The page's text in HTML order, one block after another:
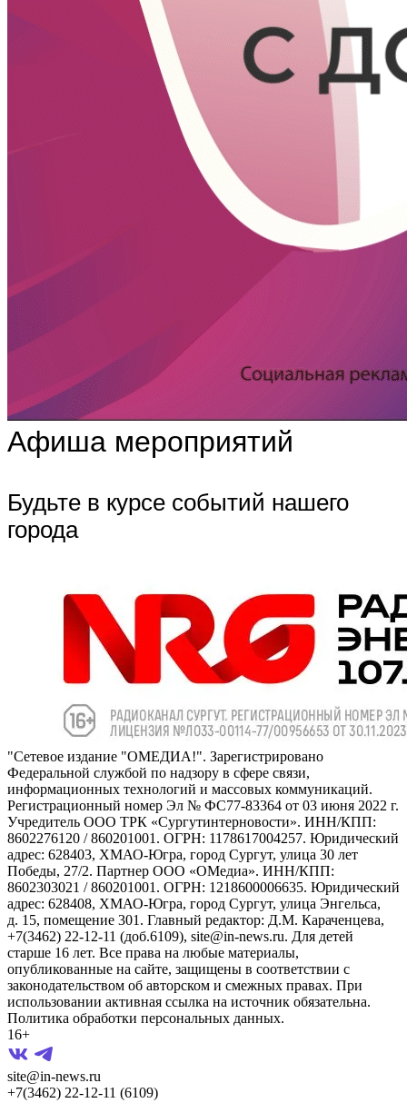
Афиша мероприятий
Будьте в курсе событий нашего
города
"Сетевое издание "ОМЕДИА!". Зарегистрировано
Федеральной службой по надзору в сфере связи,
информационных технологий и массовых коммуникаций.
Регистрационный номер Эл № ФС77-83364 от 03 июня 2022 г.
Учредитель ООО ТРК «Сургутинтерновости». ИНН/КПП:
8602276120 / 860201001. ОГРН: 1178617004257. Юридический
адрес: 628403, ХМАО-Югра, город Сургут, улица 30 лет
Победы, 27/2. Партнер ООО «ОМедиа». ИНН/КПП:
8602303021 / 860201001. ОГРН: 1218600006635. Юридический
адрес: 628408, ХМАО-Югра, город Сургут, улица Энгельса,
д. 15, помещение 301. Главный редактор: Д.М. Караченцева,
+7(3462) 22-12-11 (доб.6109), site@in-news.ru. Для детей
старше 16 лет. Все права на любые материалы,
опубликованные на сайте, защищены в соответствии с
законодательством об авторском и смежных правах. При
использовании активная ссылка на источник обязательна.
Политика обработки персональных данных.
16+
site@in-news.ru
+7(3462) 22-12-11 (6109)